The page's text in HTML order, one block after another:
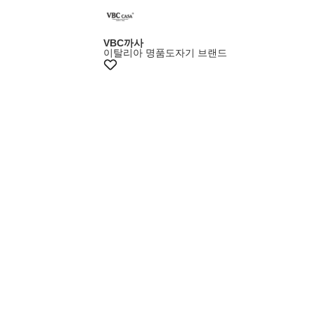
멤버스20%쿠폰
VBC까사
이탈리아 명품도자기 브랜드